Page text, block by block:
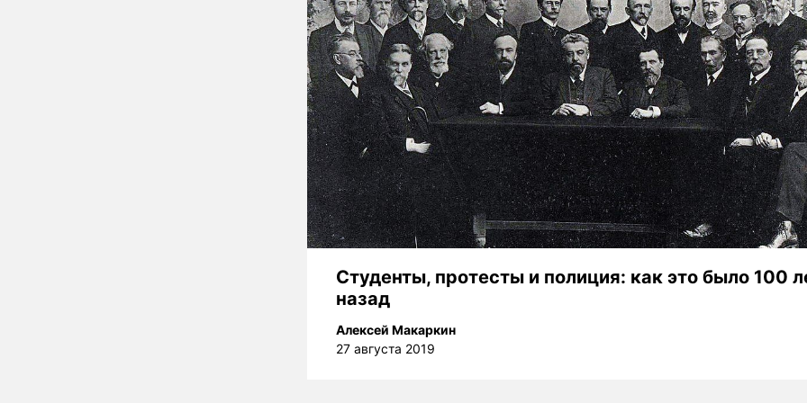
Студенты, протесты и полиция: как это было 100
назад
Алексей Макаркин
27 августа 2019